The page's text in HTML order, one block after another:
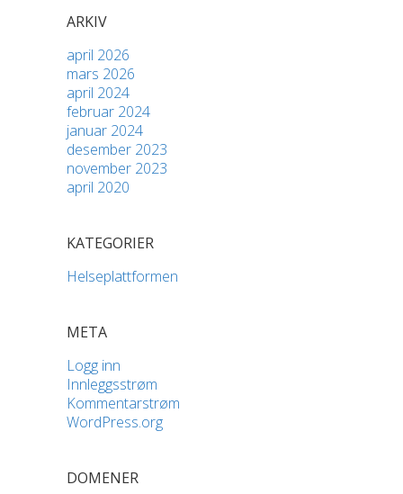
ARKIV
april 2026
mars 2026
april 2024
februar 2024
januar 2024
desember 2023
november 2023
april 2020
KATEGORIER
Helseplattformen
META
Logg inn
Innleggsstrøm
Kommentarstrøm
WordPress.org
DOMENER